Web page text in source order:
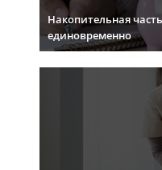
Накопительная
единовременно